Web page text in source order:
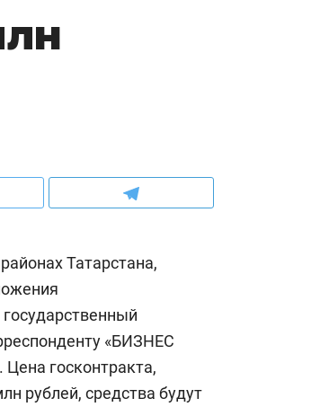
Татарстана,
«БИЗНЕС
Цена госконтракта,
рублей, средства будут
знать аксакалов и
30 метров»: как «Водоканал»
лечит подземные артерии